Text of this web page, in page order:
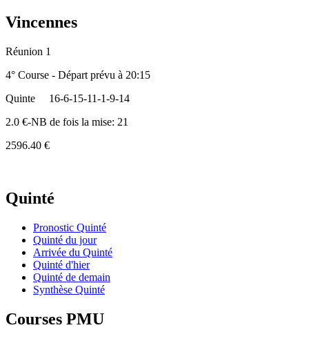
Vincennes
Réunion 1
4° Course - Départ prévu à 20:15
Quinte
16-6-15-11-1-9-14
2.0 €-NB de fois la mise: 21
2596.40 €
Quinté
Pronostic Quinté
Quinté du jour
Arrivée du Quinté
Quinté d'hier
Quinté de demain
Synthèse Quinté
Courses PMU